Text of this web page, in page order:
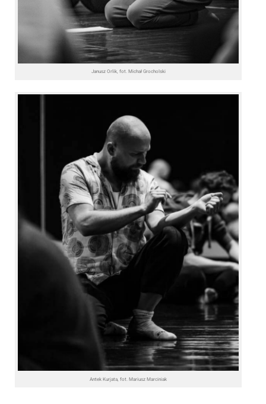
Janusz Orlik, fot. Michał Grocholski
Antek Kurjata, fot. Mariusz Marciniak